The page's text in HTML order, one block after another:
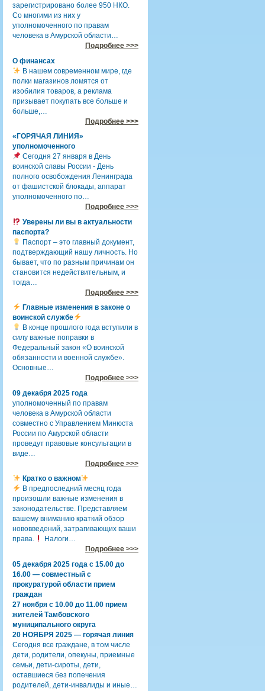
зарегистрировано более 950 НКО.
Со многими из них у
уполномоченного по правам
человека в Амурской области…
Подробнее >>>
О финансах
В нашем современном мире, где
полки магазинов ломятся от
изобилия товаров, а реклама
призывает покупать все больше и
больше,…
Подробнее >>>
«ГОРЯЧАЯ ЛИНИЯ»
уполномоченного
Сегодня 27 января в День
воинской славы России - День
полного освобождения Ленинграда
от фашистской блокады, аппарат
уполномоченного по…
Подробнее >>>
Уверены ли вы в актуальности
паспорта?
Паспорт – это главный документ,
подтверждающий нашу личность. Но
бывает, что по разным причинам он
становится недействительным, и
тогда…
Подробнее >>>
Главные изменения в законе о
воинской службе
В конце прошлого года вступили в
силу важные поправки в
Федеральный закон «О воинской
обязанности и военной службе».
Основные…
Подробнее >>>
09 декабря 2025 года
уполномоченный по правам
человека в Амурской области
совместно с Управлением Минюста
России по Амурской области
проведут правовые консультации в
виде…
Подробнее >>>
Кратко о важном
В предпоследний месяц года
произошли важные изменения в
законодательстве. Представляем
вашему вниманию краткий обзор
нововведений, затрагивающих ваши
права.
Налоги…
Подробнее >>>
05 декабря 2025 года с 15.00 до
16.00 — совместный с
прокуратурой области прием
граждан
27 ноября с 10.00 до 11.00 прием
жителей Тамбовского
муниципального округа
20 НОЯБРЯ 2025 — горячая линия
Сегодня все граждане, в том числе
дети, родители, опекуны, приемные
семьи, дети-сироты, дети,
оставшиеся без попечения
родителей, дети-инвалиды и иные…